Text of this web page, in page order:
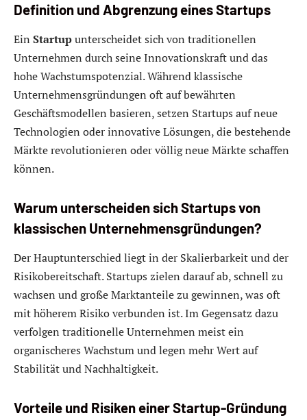
Definition und Abgrenzung eines Startups
Ein Startupunterscheidet sich von traditionellen
Unternehmen durch seine Innovationskraft und das
hohe Wachstumspotenzial. Während klassische
Unternehmensgründungen oft auf bewährten
Geschäftsmodellen basieren, setzen Startups auf neue
Technologien oder innovative Lösungen, die bestehende
Märkte revolutionieren oder völlig neue Märkte schaffen
können.
Warum unterscheiden sich Startups von
klassischen Unternehmensgründungen?
Der Hauptunterschied liegt in der Skalierbarkeit und der
Risikobereitschaft. Startups zielen darauf ab, schnell zu
wachsen und große Marktanteile zu gewinnen, was oft
mit höherem Risiko verbunden ist. Im Gegensatz dazu
verfolgen traditionelle Unternehmen meist ein
organischeres Wachstum und legen mehr Wert auf
Stabilität und Nachhaltigkeit.
Vorteile und Risiken einer Startup-Gründung